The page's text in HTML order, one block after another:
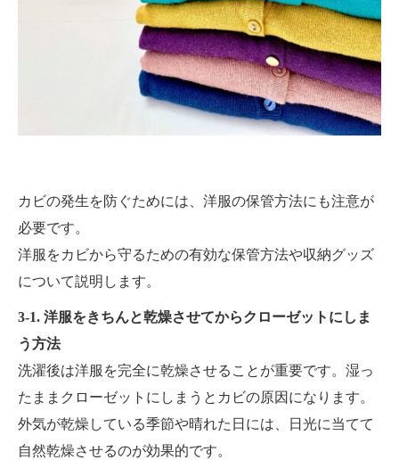
カビの発生を防ぐためには、洋服の保管方法にも注意が
必要です。
洋服をカビから守るための有効な保管方法や収納グッズ
について説明します。
3-1. 洋服をきちんと乾燥させてからクローゼットにしま
う方法
洗濯後は洋服を完全に乾燥させることが重要です。湿っ
たままクローゼットにしまうとカビの原因になります。
外気が乾燥している季節や晴れた日には、日光に当てて
自然乾燥させるのが効果的です。